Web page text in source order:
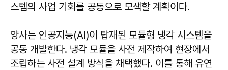
스템의 사업 기회를 공동으로 모색할 계획이다.
양사는 인공지능(AI)이 탑재된 모듈형 냉각 시스템을
공동 개발한다. 냉각 모듈을 사전 제작하여 현장에서
조립하는 사전 설계 방식을 채택했다. 이를 통해 유연